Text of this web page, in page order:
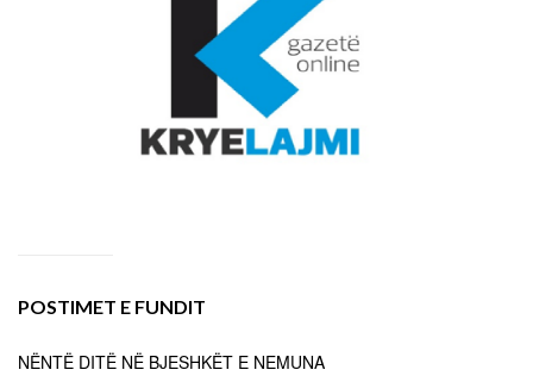
POSTIMET E FUNDIT
NËNTË DITË NË BJESHKËT E NEMUNA